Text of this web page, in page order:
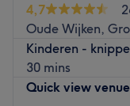
4,7
Oude Wijken,
Kinderen -
30 mins
Quick view